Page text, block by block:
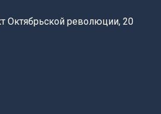
Октябрьской революции, 20